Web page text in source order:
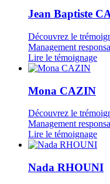
Jean Baptiste
Découvrez le
Management
Lire le témoignage
Mona CAZIN
Découvrez le
Management
Lire le témoignage
Nada RHOUNI